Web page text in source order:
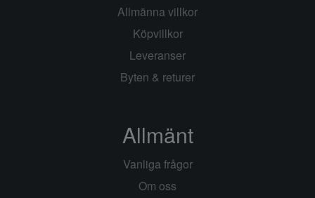
Allmänna villkor
Köpvillkor
Leveranser
Byten & returer
Allmänt
Vanliga frågor
Om oss